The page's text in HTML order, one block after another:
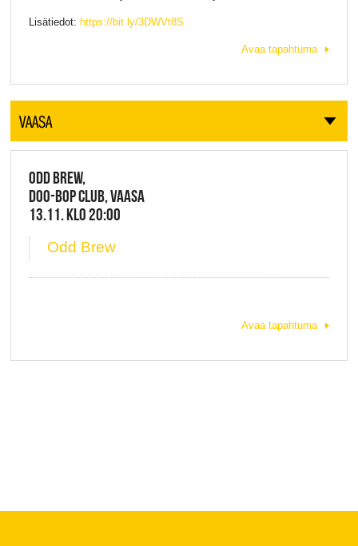
Lisätiedot: https://bit.ly/3DWVt8S
Avaa tapahtuma
VAASA
ODD BREW,
DOO-BOP CLUB, VAASA
13.11. KLO 20:00
Odd Brew
Avaa tapahtuma